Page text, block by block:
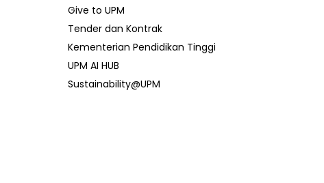
Give to UPM
Tender dan Kontrak
Kementerian Pendidikan Tinggi
UPM AI HUB
Sustainability@UPM